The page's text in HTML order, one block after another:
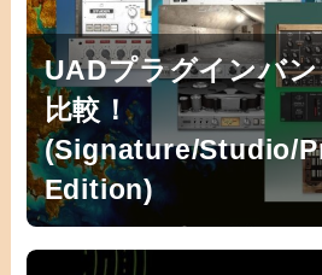
UADプラグインバ
比較！
(Signature/Studio/
Edition)